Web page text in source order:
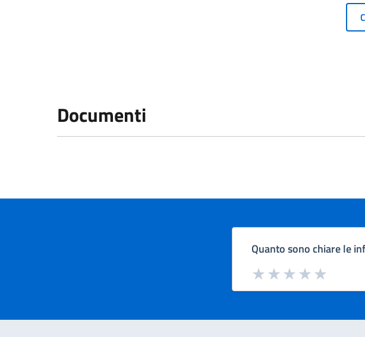
Documenti
Quanto sono chiare le
Valuta da 1 a 5 stelle la pagina
Valuta 5
Valuta 4 stelle
Valuta 3 stelle su 5
Valuta 2 stelle su 5
Valuta 1 stelle su 5